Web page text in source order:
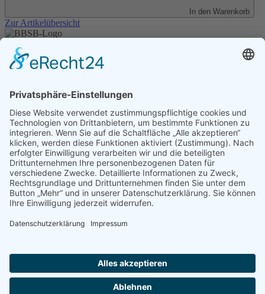
In den Warenkorb
Zur Artikelübersicht
Unser Angebot
Shop
Datenschutz
Kontakt
Transparenzerklärung
BBSB-Inform: täglich aktualisierte Infos
für sehbehinderte und blinde Menschen
Anmeldung Newsletter BBSB-Inform
Unser Newsletter für Unterstützer